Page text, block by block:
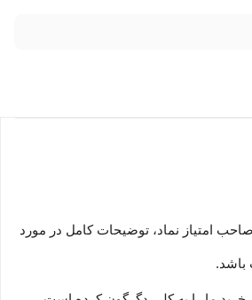
امتیاز نماد، توضیحات کامل در مورد
باشد.